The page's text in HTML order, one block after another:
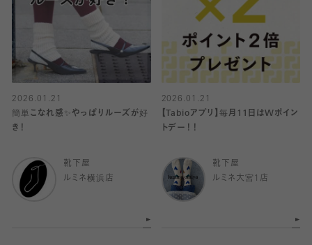
2026.01.21
簡単こなれ感✨やっぱりルーズが好
き！
靴下屋
ルミネ横浜店
2026.01.21
【Tabioアプリ】毎月11日はWポイン
トデー！！
靴下屋
ルミネ大宮1店